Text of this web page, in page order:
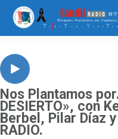
Nos Plantamos
DESIERTO», con
Berbel, Pilar Díaz
RADIO.